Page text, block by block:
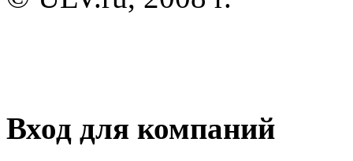
Вход для компаний